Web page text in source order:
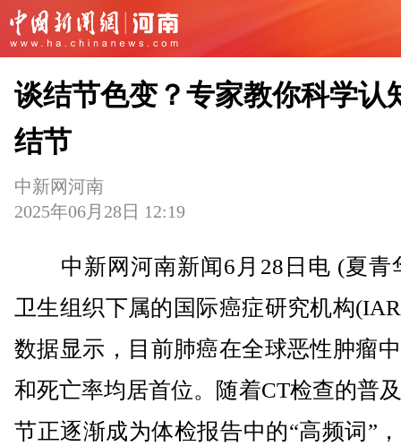
谈结节色变？专家教你科学认
结节
中新网河南
2025年06月28日 12:19
中新网河南新闻6月28日电 (夏青
卫生组织下属的国际癌症研究机构
数据显示，目前肺癌在全球恶性肿瘤
和死亡率均居首位。随着CT检查的普
节正逐渐成为体检报告中的“高频词”